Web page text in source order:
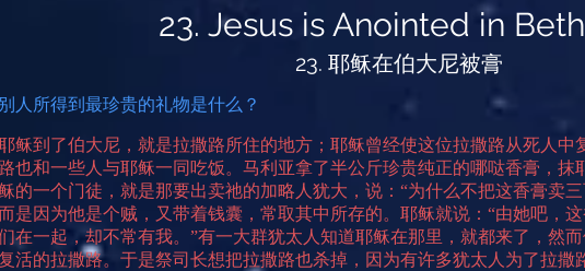
23. Jesus is Anointed in
23. 耶稣在伯大尼被膏
人所得到最珍贵的礼物是什么？
稣到了伯大尼，就是拉撒路所住的地方；耶稣曾经使这位拉撒路从死人
也和一些人与耶稣一同吃饭。马利亚拿了半公斤珍贵纯正的哪哒香膏，
的一个门徒，就是那要出卖祂的加略人犹大，说：“为什么不把这香膏卖
是因为他是个贼，又带着钱囊，常取其中所存的。耶稣就说：“由她吧，
在一起，却不常有我。”有一大群犹太人知道耶稣在那里，就都来了，然
活的拉撒路。于是祭司长想把拉撒路也杀掉，因为有许多犹太人为了拉撒